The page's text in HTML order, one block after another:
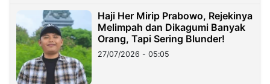
Haji Her Mirip Prabowo, Rejekinya
Melimpah dan Dikagumi Banyak
Orang, Tapi Sering Blunder!
27/07/2026 - 05:05